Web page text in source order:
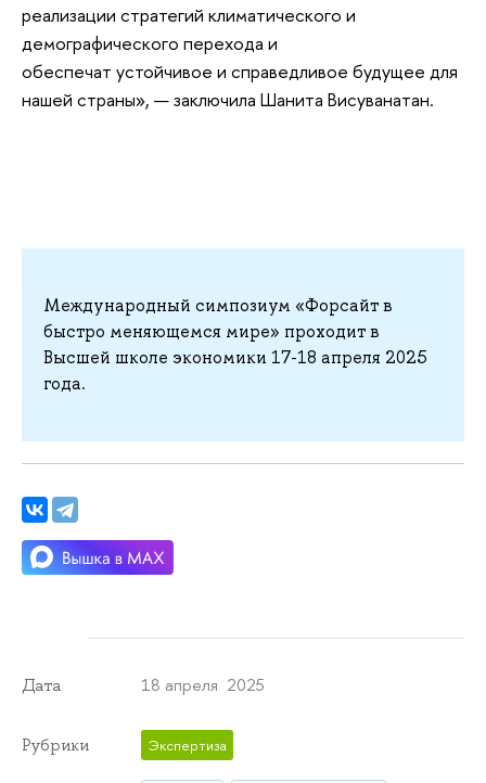
реализации стратегий климатического и
демографического перехода и
обеспечат устойчивое и справедливое будущее для
нашей страны», — заключила Шанита Висуванатан.
Международный симпозиум «Форсайт в
быстро меняющемся мире» проходит в
Высшей школе экономики 17-18 апреля 2025
года.
Дата 18 апреля 2025
Рубрики Экспертиза